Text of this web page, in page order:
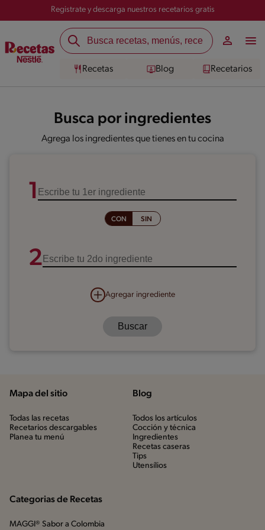
Registrate y descarga nuestros recetarios gratis
Recetas Blog Recetarios
Busca por ingredientes
Agrega los ingredientes que tienes en tu cocina
1
CON SIN
2
Agregar ingrediente
Mapa del sitio
Todas las recetas
Recetarios descargables
Planea tu menú
Blog
Todos los artículos
Cocción y técnica
Ingredientes
Recetas caseras
Tips
Utensílios
Categorias de Recetas
MAGGI® Sabor a Colombia